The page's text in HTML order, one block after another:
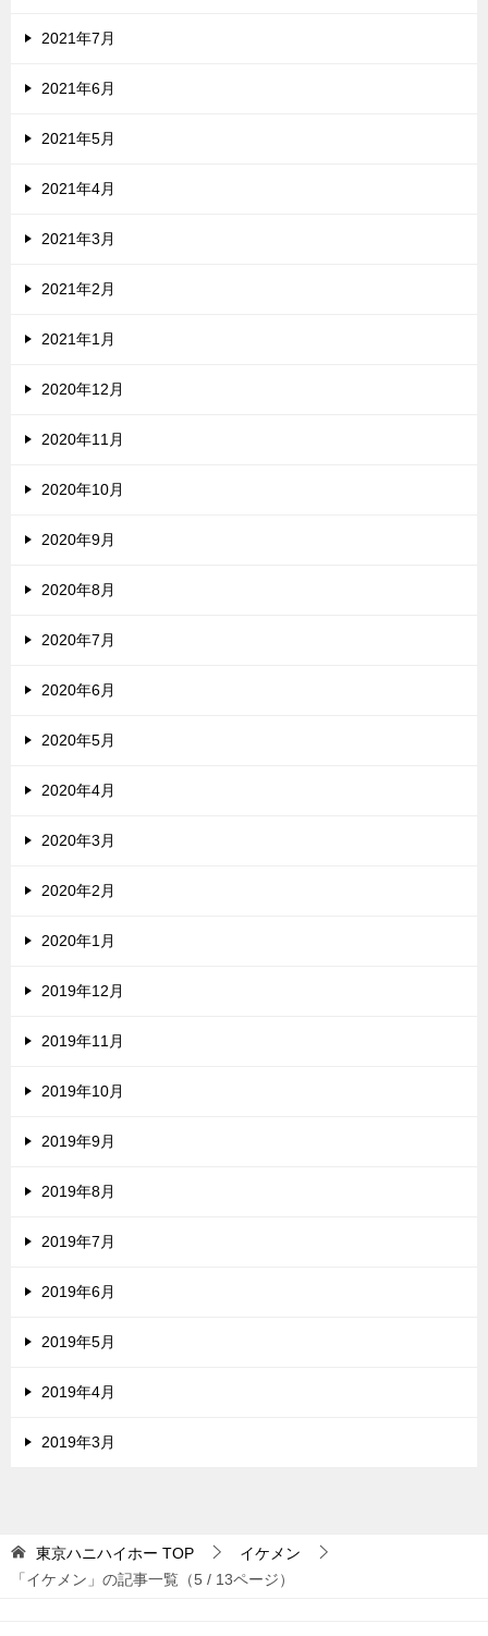
2021年7月
2021年6月
2021年5月
2021年4月
2021年3月
2021年2月
2021年1月
2020年12月
2020年11月
2020年10月
2020年9月
2020年8月
2020年7月
2020年6月
2020年5月
2020年4月
2020年3月
2020年2月
2020年1月
2019年12月
2019年11月
2019年10月
2019年9月
2019年8月
2019年7月
2019年6月
2019年5月
2019年4月
2019年3月
東京ハニハイホー TOP
イケメン
「イケメン」の記事一覧（5 / 13ページ）